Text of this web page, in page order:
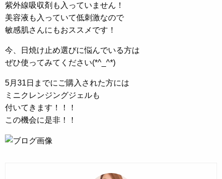
紫外線吸収剤も入っていません！
美容液も入っていて低刺激なので
敏感肌さんにもおススメです！
今、日焼け止め選びに悩んでいる方は
ぜひ使ってみてください(*^_^*)
5月31日までにご購入された方には
ミニクレンジングジェルも
付いてきます！！！
この機会に是非！！